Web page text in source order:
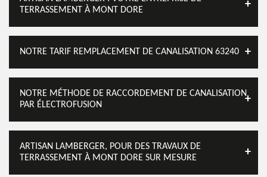
TERRASSEMENT À MONT DORE
NOTRE TARIF REMPLACEMENT DE CANALISATION 63240
NOTRE MÉTHODE DE RACCORDEMENT DE CANALISATION
PAR ÉLECTROFUSION
ARTISAN LAMBERGER, POUR DES TRAVAUX DE
TERRASSEMENT À MONT DORE SUR MESURE